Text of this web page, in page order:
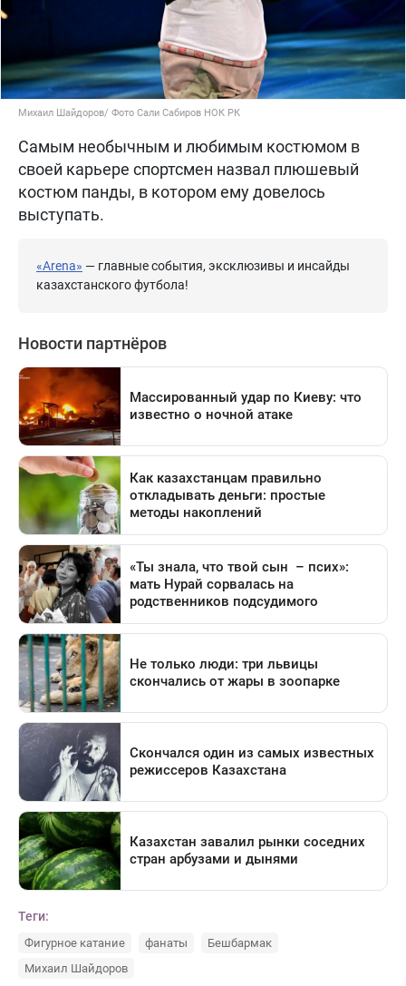
Михаил Шайдоров/ Фото Сали Сабиров НОК РК
Самым необычным и любимым костюмом в
своей карьере спортсмен назвал плюшевый
костюм панды, в котором ему довелось
выступать.
«Arena» — главные события, эксклюзивы и инсайды
казахстанского футбола!
Теги:
Фигурное катание фанаты
Бешбармак
Михаил Шайдоров